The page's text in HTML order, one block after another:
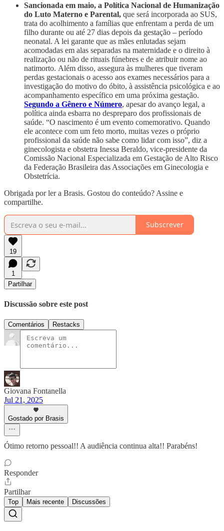
Sancionada em maio, a Política Nacional de Humanização
do Luto Materno e Parental, que será incorporada ao SUS,
trata do acolhimento a famílias que enfrentam a perda de um
filho durante ou até 27 dias depois da gestação – período
neonatal. A lei garante que as mães enlutadas sejam
acomodadas em alas separadas na maternidade e o direito à
realização ou não de rituais fúnebres e de atribuir nome ao
natimorto. Além disso, assegura às mulheres que tiveram
perdas gestacionais o acesso aos exames necessários para a
investigação do motivo do óbito, à assistência psicológica e ao
acompanhamento específico em uma próxima gestação.
Segundo a Gênero e Número, apesar do avanço legal, a
política ainda esbarra no despreparo dos profissionais de
saúde. “O nascimento é um evento comemorativo. Quando
ele acontece com um feto morto, muitas vezes o próprio
profissional da saúde não sabe como lidar com isso”, diz a
ginecologista e obstetra Inessa Beraldo, vice-presidente da
Comissão Nacional Especializada em Gestação de Alto Risco
da Federação Brasileira das Associações em Ginecologia e
Obstetrícia.
Obrigada por ler a Brasis. Gostou do conteúdo? Assine e
compartilhe.
Subscrever
19
1
Partilhar
Discussão sobre este post
Comentários Restacks
Giovana Fontanella
Jul 21, 2025
Gostado por Brasis
Ótimo retorno pessoal!! A audiência continua alta!! Parabéns!
Responder
Partilhar
Top Mais recente Discussões